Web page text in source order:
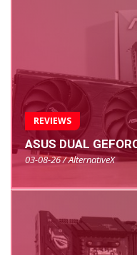
REVIEWS
ASUS DUAL
03-08-26 / AlternativeX